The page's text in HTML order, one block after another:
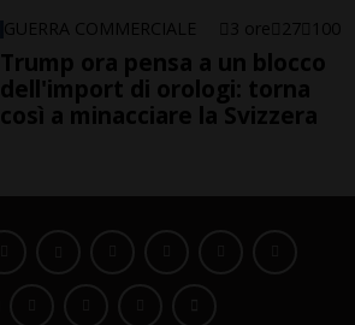
GUERRA COMMERCIALE 3 ore 27 100
Trump ora pensa a un blocco
dell'import di orologi: torna
così a minacciare la Svizzera